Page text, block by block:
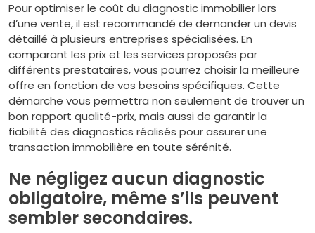
Pour optimiser le coût du diagnostic immobilier lors
d’une vente, il est recommandé de demander un devis
détaillé à plusieurs entreprises spécialisées. En
comparant les prix et les services proposés par
différents prestataires, vous pourrez choisir la meilleure
offre en fonction de vos besoins spécifiques. Cette
démarche vous permettra non seulement de trouver un
bon rapport qualité-prix, mais aussi de garantir la
fiabilité des diagnostics réalisés pour assurer une
transaction immobilière en toute sérénité.
Ne négligez aucun diagnostic
obligatoire, même s’ils peuvent
sembler secondaires.